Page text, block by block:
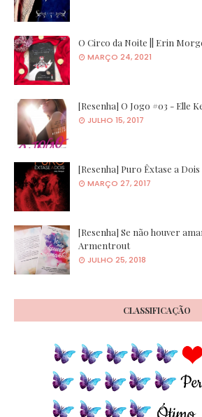
O Circo da Noite || Erin
MARÇO 24, 2021
[Resenha] O Jogo #03 - Elle
JULHO 15, 2017
[Resenha] Puro Êxtase a
MARÇO 27, 2017
[Resenha] Se não houver
Armentrout
JULHO 25, 2018
CLASSIFICAÇÃO